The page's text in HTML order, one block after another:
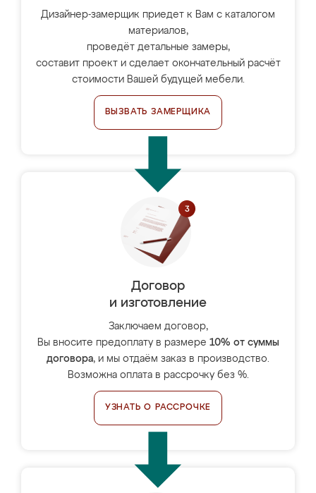
Дизайнер-замерщик приедет к Вам с каталогом
материалов,
проведёт детальные замеры,
составит проект и сделает окончательный расчёт
стоимости Вашей будущей мебели.
ВЫЗВАТЬ ЗАМЕРЩИКА
Договор
и изготовление
Заключаем договор,
Вы вносите предоплату в размере 10% от суммы
договора, и мы отдаём заказ в производство.
Возможна оплата в рассрочку без %.
УЗНАТЬ О РАССРОЧКЕ